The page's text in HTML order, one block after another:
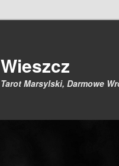
Wieszcz
Tarot Marsylski, Darmowe